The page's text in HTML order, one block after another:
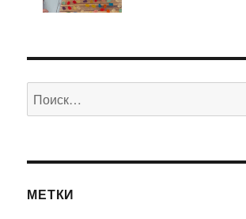
Искать:
МЕТКИ